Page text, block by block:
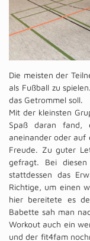
Die meisten der
als Fußball zu
das Getrommel soll.
Mit der kleinsten
Spaß daran fand,
aneinander oder auf
Freude. Zu guter
gefragt. Bei
stattdessen das
Richtige, um einen
hier bereitete es
Babette sah man
Workout auch ein
und der fit4fam